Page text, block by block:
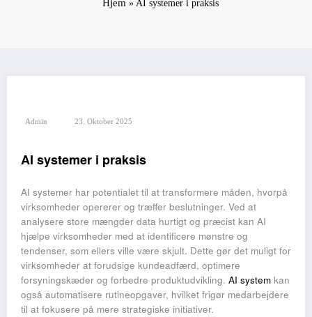
Hjem » AI systemer i praksis
Admin 23. Oktober 2025
AI systemer i praksis
AI systemer har potentialet til at transformere måden, hvorpå
virksomheder opererer og træffer beslutninger. Ved at
analysere store mængder data hurtigt og præcist kan AI
hjælpe virksomheder med at identificere mønstre og
tendenser, som ellers ville være skjult. Dette gør det muligt for
virksomheder at forudsige kundeadfærd, optimere
forsyningskæder og forbedre produktudvikling. AI system kan
også automatisere rutineopgaver, hvilket frigør medarbejdere
til at fokusere på mere strategiske initiativer.